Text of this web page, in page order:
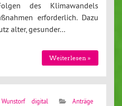
des Klimawandels
erforderlich. Dazu
alter, gesunder…
Weiterlesen »
Wunstorf digital
Anträge